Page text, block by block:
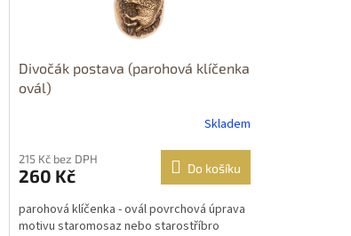
Divočák postava (parohová klíčenka
ovál)
Skladem
215 Kč bez DPH
260 Kč Do košíku
parohová klíčenka - ovál povrchová úprava
motivu staromosaz nebo starostříbro